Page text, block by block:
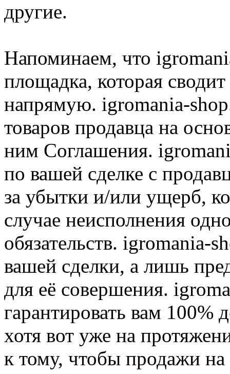
другие.
Напоминаем, что
площадка, которая
напрямую. igromania-
товаров продавца на
ним Соглашения.
по вашей сделке с
за убытки и/или ущерб,
случае неисполнения
обязательств. igromania-
вашей сделки, а лишь
для её совершения.
гарантировать вам 100%
хотя вот уже на
к тому, чтобы продажи